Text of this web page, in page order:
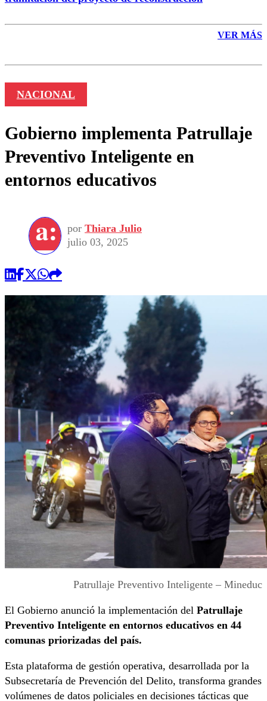
VER MÁS
NACIONAL
Gobierno implementa Patrullaje
Preventivo Inteligente en
entornos educativos
por Thiara Julio
julio 03, 2025
Patrullaje Preventivo Inteligente – Mineduc
El Gobierno anunció la implementación del Patrullaje
Preventivo Inteligente en entornos educativos en 44
comunas priorizadas del país.
Esta plataforma de gestión operativa, desarrollada por la
Subsecretaría de Prevención del Delito, transforma grandes
volúmenes de datos policiales en decisiones tácticas que